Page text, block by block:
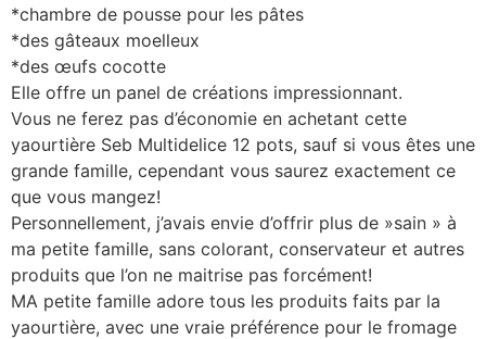
*chambre de pousse pour les pâtes
*des gâteaux moelleux
*des œufs cocotte
Elle offre un panel de créations impressionnant.
Vous ne ferez pas d’économie en achetant cette
yaourtière Seb Multidelice 12 pots, sauf si vous êtes une
grande famille, cependant vous saurez exactement ce
que vous mangez!
Personnellement, j’avais envie d’offrir plus de »sain » à
ma petite famille, sans colorant, conservateur et autres
produits que l’on ne maitrise pas forcément!
MA petite famille adore tous les produits faits par la
yaourtière, avec une vraie préférence pour le fromage